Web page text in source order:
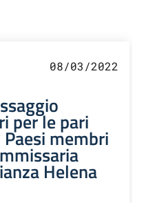
08/03/2022
per le pari
membri
Helena